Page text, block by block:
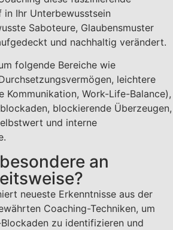
Ihr Unterbewusstsein
Saboteure, Glaubensmuster
und nachhaltig verändert.
folgende Bereiche wie
leichtere
Kommunikation, Work-Life-Balance),
blockierende Überzeugen,
und interne
an
neueste Erkenntnisse aus der
Coaching-Techniken, um
zu identifizieren und